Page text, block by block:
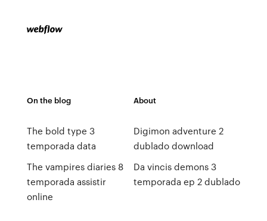
On the blog
The bold type 3
temporada data
The vampires diaries 8
temporada assistir
online
About
Digimon adventure 2
dublado download
Da vincis demons 3
temporada ep 2 dublado